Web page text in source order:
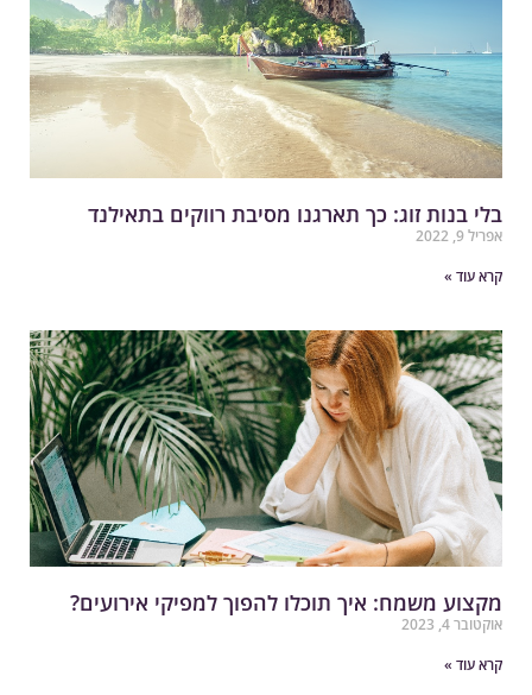
בנות זוג: כך תארגנו מסיבת רווקים בתאילנד
9, 2022
עוד »
משמח: איך תוכלו להפוך למפיקי אירועים?
4, 2023
עוד »